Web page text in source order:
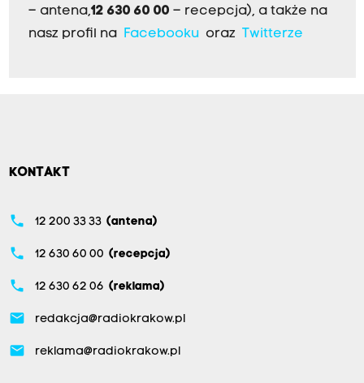
– antena,12 630 60 00 – recepcja), a także na
nasz profil na
Facebookuoraz Twitterze
KONTAKT
phone 12 200 33 33 (antena)
phone 12 630 60 00 (recepcja)
phone 12 630 62 06 (reklama)
email redakcja@radiokrakow.pl
email reklama@radiokrakow.pl